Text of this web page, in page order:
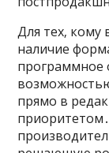
Для тех‚ кому
наличие
программное
прямо в